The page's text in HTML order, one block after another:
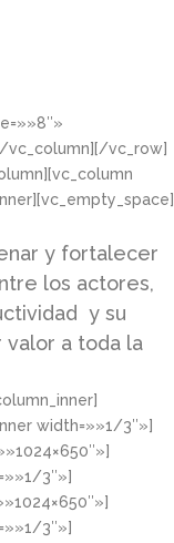
vc_column][/vc_row]
y fortalecer
los actores,
y su
a toda la
width=»»1/3″»]
3″»]
3″»]